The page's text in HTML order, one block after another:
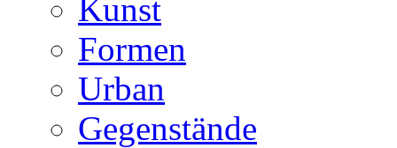
Kunst
Formen
Urban
Gegenstände